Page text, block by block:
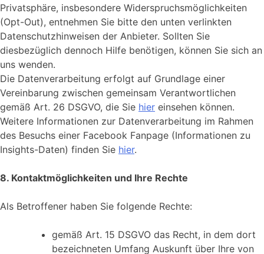
Privatsphäre, insbesondere Widerspruchsmöglichkeiten
(Opt-Out), entnehmen Sie bitte den unten verlinkten
Datenschutzhinweisen der Anbieter. Sollten Sie
diesbezüglich dennoch Hilfe benötigen, können Sie sich an
uns wenden.
Die Datenverarbeitung erfolgt auf Grundlage einer
Vereinbarung zwischen gemeinsam Verantwortlichen
gemäß Art. 26 DSGVO, die Sie hier einsehen können.
Weitere Informationen zur Datenverarbeitung im Rahmen
des Besuchs einer Facebook Fanpage (Informationen zu
Insights-Daten) finden Sie hier.
8. Kontaktmöglichkeiten und Ihre Rechte
Als Betroffener haben Sie folgende Rechte:
gemäß Art. 15 DSGVO das Recht, in dem dort
bezeichneten Umfang Auskunft über Ihre von